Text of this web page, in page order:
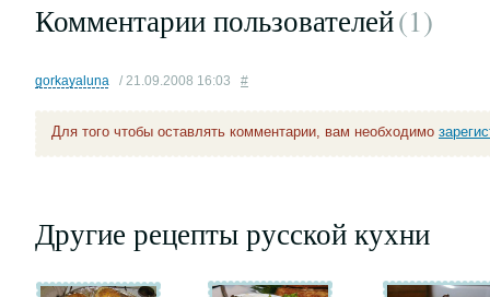
Комментарии пользователей(1)
gorkayaluna / 21.09.2008 16:03 #
Для того чтобы оставлять комментарии, вам необходимо
Другие рецепты русской кухни